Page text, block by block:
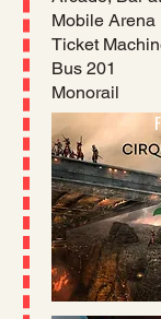
Mobile Arena
Ticket
Bus 201
Monorail